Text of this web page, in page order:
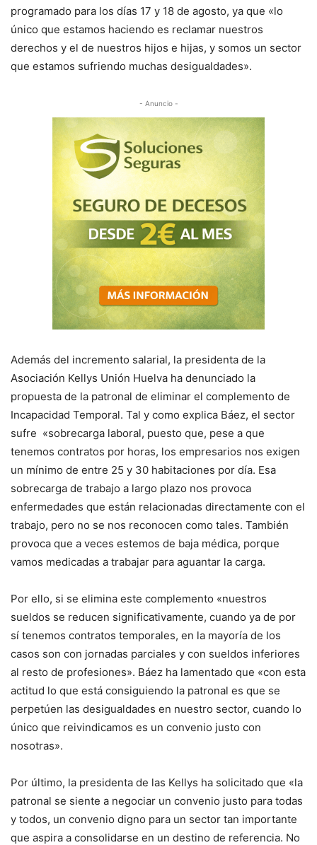
programado para los días 17 y 18 de agosto, ya que «lo
único que estamos haciendo es reclamar nuestros
derechos y el de nuestros hijos e hijas, y somos un sector
que estamos sufriendo muchas desigualdades».
- Anuncio -
Además del incremento salarial, la presidenta de la
Asociación Kellys Unión Huelva ha denunciado la
propuesta de la patronal de eliminar el complemento de
Incapacidad Temporal. Tal y como explica Báez, el sector
sufre «sobrecarga laboral, puesto que, pese a que
tenemos contratos por horas, los empresarios nos exigen
un mínimo de entre 25 y 30 habitaciones por día. Esa
sobrecarga de trabajo a largo plazo nos provoca
enfermedades que están relacionadas directamente con el
trabajo, pero no se nos reconocen como tales. También
provoca que a veces estemos de baja médica, porque
vamos medicadas a trabajar para aguantar la carga.
Por ello, si se elimina este complemento «nuestros
sueldos se reducen significativamente, cuando ya de por
sí tenemos contratos temporales, en la mayoría de los
casos son con jornadas parciales y con sueldos inferiores
al resto de profesiones». Báez ha lamentado que «con esta
actitud lo que está consiguiendo la patronal es que se
perpetúen las desigualdades en nuestro sector, cuando lo
único que reivindicamos es un convenio justo con
nosotras».
Por último, la presidenta de las Kellys ha solicitado que «la
patronal se siente a negociar un convenio justo para todas
y todos, un convenio digno para un sector tan importante
que aspira a consolidarse en un destino de referencia. No